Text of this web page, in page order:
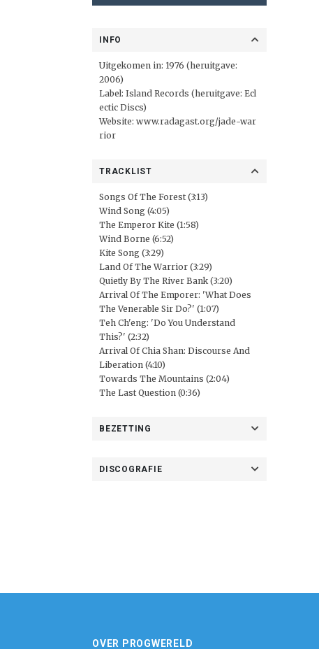
INFO
Uitgekomen in: 1976 (heruitgave:
2006)
Label: Island Records (heruitgave: Ecl
ectic Discs)
Website: www.radagast.org/jade-war
rior
TRACKLIST
Songs Of The Forest (3:13)
Wind Song (4:05)
The Emperor Kite (1:58)
Wind Borne (6:52)
Kite Song (3:29)
Land Of The Warrior (3:29)
Quietly By The River Bank (3:20)
Arrival Of The Emporer: 'What Does
The Venerable Sir Do?' (1:07)
Teh Ch'eng: 'Do You Understand
This?' (2:32)
Arrival Of Chia Shan: Discourse And
Liberation (4:10)
Towards The Mountains (2:04)
The Last Question (0:36)
BEZETTING
DISCOGRAFIE
OVER PROGWERELD